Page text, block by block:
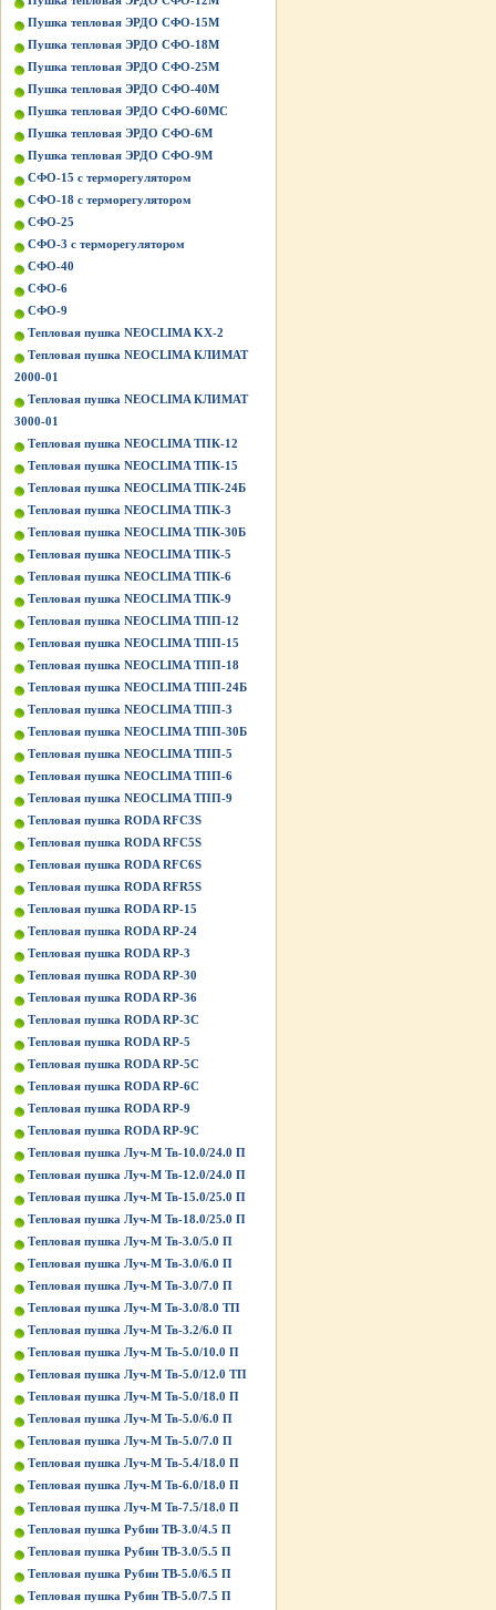
Пушка тепловая ЭРДО СФО-15М
Пушка тепловая ЭРДО СФО-18М
Пушка тепловая ЭРДО СФО-25М
Пушка тепловая ЭРДО СФО-40М
Пушка тепловая ЭРДО СФО-60МС
Пушка тепловая ЭРДО СФО-6М
Пушка тепловая ЭРДО СФО-9М
СФО-15 с терморегулятором
СФО-18 с терморегулятором
СФО-25
СФО-3 с терморегулятором
СФО-40
СФО-6
СФО-9
Тепловая пушка NEOCLIMA KХ-2
Тепловая пушка NEOCLIMA КЛИМАТ
2000-01
Тепловая пушка NEOCLIMA КЛИМАТ
3000-01
Тепловая пушка NEOCLIMA ТПК-12
Тепловая пушка NEOCLIMA ТПК-15
Тепловая пушка NEOCLIMA ТПК-24Б
Тепловая пушка NEOCLIMA ТПК-3
Тепловая пушка NEOCLIMA ТПК-30Б
Тепловая пушка NEOCLIMA ТПК-5
Тепловая пушка NEOCLIMA ТПК-6
Тепловая пушка NEOCLIMA ТПК-9
Тепловая пушка NEOCLIMA ТПП-12
Тепловая пушка NEOCLIMA ТПП-15
Тепловая пушка NEOCLIMA ТПП-18
Тепловая пушка NEOCLIMA ТПП-24Б
Тепловая пушка NEOCLIMA ТПП-3
Тепловая пушка NEOCLIMA ТПП-30Б
Тепловая пушка NEOCLIMA ТПП-5
Тепловая пушка NEOCLIMA ТПП-6
Тепловая пушка NEOCLIMA ТПП-9
Тепловая пушка RODA RFC3S
Тепловая пушка RODA RFC5S
Тепловая пушка RODA RFC6S
Тепловая пушка RODA RFR5S
Тепловая пушка RODA RP-15
Тепловая пушка RODA RP-24
Тепловая пушка RODA RP-3
Тепловая пушка RODA RP-30
Тепловая пушка RODA RP-36
Тепловая пушка RODA RP-3C
Тепловая пушка RODA RP-5
Тепловая пушка RODA RP-5C
Тепловая пушка RODA RP-6C
Тепловая пушка RODA RP-9
Тепловая пушка RODA RP-9C
Тепловая пушка Луч-М Тв-10.0/24.0 П
Тепловая пушка Луч-М Тв-12.0/24.0 П
Тепловая пушка Луч-М Тв-15.0/25.0 П
Тепловая пушка Луч-М Тв-18.0/25.0 П
Тепловая пушка Луч-М Тв-3.0/5.0 П
Тепловая пушка Луч-М Тв-3.0/6.0 П
Тепловая пушка Луч-М Тв-3.0/7.0 П
Тепловая пушка Луч-М Тв-3.0/8.0 ТП
Тепловая пушка Луч-М Тв-3.2/6.0 П
Тепловая пушка Луч-М Тв-5.0/10.0 П
Тепловая пушка Луч-М Тв-5.0/12.0 ТП
Тепловая пушка Луч-М Тв-5.0/18.0 П
Тепловая пушка Луч-М Тв-5.0/6.0 П
Тепловая пушка Луч-М Тв-5.0/7.0 П
Тепловая пушка Луч-М Тв-5.4/18.0 П
Тепловая пушка Луч-М Тв-6.0/18.0 П
Тепловая пушка Луч-М Тв-7.5/18.0 П
Тепловая пушка Рубин ТВ-3.0/4.5 П
Тепловая пушка Рубин ТВ-3.0/5.5 П
Тепловая пушка Рубин ТВ-5.0/6.5 П
Тепловая пушка Рубин ТВ-5.0/7.5 П